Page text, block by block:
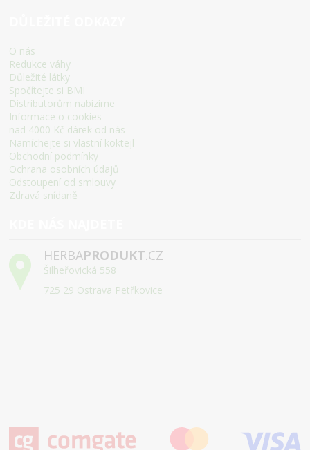
O nás
Redukce váhy
Důležité látky
Spočítejte si BMI
Distributorům nabízíme
Informace o cookies
nad 4000 Kč dárek od nás
Namíchejte si vlastní koktejl
Obchodní podmínky
Ochrana osobních údajů
Odstoupení od smlouvy
Zdravá snídaně
HERBAPRODUKT.CZ
Šilheřovická 558
725 29 Ostrava Petřkovice